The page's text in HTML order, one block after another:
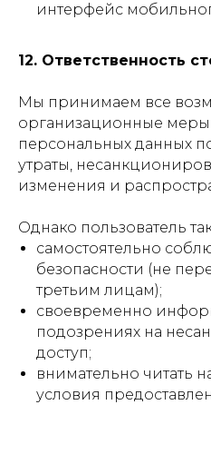
интерфейс
12. Ответственность
Мы принимаем все
организационные меры
персональных данных
утраты,
изменения и
Однако пользователь
самостоятельно
безопасности (не
третьим лицам);
своевременно
подозрениях на
доступ;
внимательно читать
условия